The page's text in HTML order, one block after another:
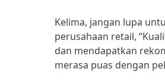
Kelima, jangan lupa
perusahaan retail,
dan mendapatkan
merasa puas dengan